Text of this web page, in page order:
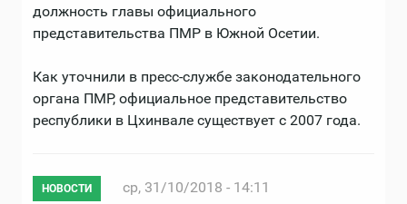
должность главы официального
представительства ПМР в Южной Осетии.
Как уточнили в пресс-службе законодательного
органа ПМР, официальное представительство
республики в Цхинвале существует с 2007 года.
НОВОСТИ ср, 31/10/2018 - 14:11